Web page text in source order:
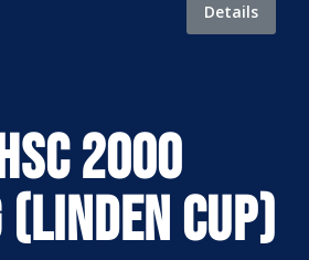
Details
2000
(LINDEN CUP)